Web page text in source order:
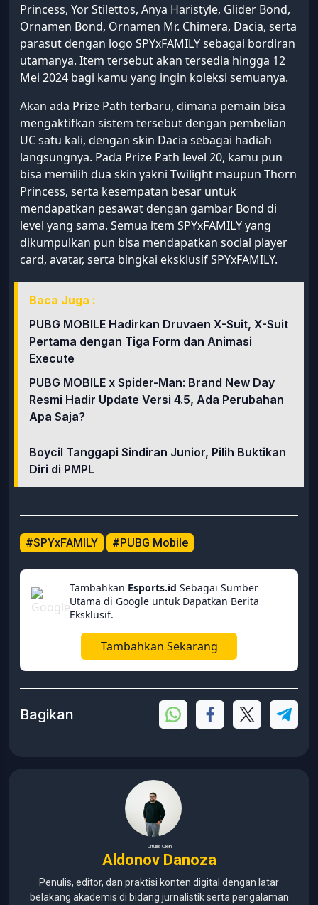
Princess, Yor Stilettos, Anya Haristyle, Glider Bond,
Ornamen Bond, Ornamen Mr. Chimera, Dacia, serta
parasut dengan logo SPYxFAMILY sebagai bordiran
utamanya. Item tersebut akan tersedia hingga 12
Mei 2024 bagi kamu yang ingin koleksi semuanya.
Akan ada Prize Path terbaru, dimana pemain bisa
mengaktifkan sistem tersebut dengan pembelian
UC satu kali, dengan skin Dacia sebagai hadiah
langsungnya. Pada Prize Path level 20, kamu pun
bisa memilih dua skin yakni Twilight maupun Thorn
Princess, serta kesempatan besar untuk
mendapatkan pesawat dengan gambar Bond di
level yang sama. Semua item SPYxFAMILY yang
dikumpulkan pun bisa mendapatkan social player
card, avatar, serta bingkai eksklusif SPYxFAMILY.
Baca Juga :
PUBG MOBILE Hadirkan Druvaen X-Suit, X-Suit
Pertama dengan Tiga Form dan Animasi
Execute
PUBG MOBILE x Spider-Man: Brand New Day
Resmi Hadir Update Versi 4.5, Ada Perubahan
Apa Saja?
Boycil Tanggapi Sindiran Junior, Pilih Buktikan
Diri di PMPL
#SPYxFAMILY #PUBG Mobile
Tambahkan Esports.id Sebagai Sumber
Utama di Google untuk Dapatkan Berita
Eksklusif.
Tambahkan Sekarang
Bagikan
Ditulis Oleh
Aldonov Danoza
Penulis, editor, dan praktisi konten digital dengan latar
belakang akademis di bidang jurnalistik serta pengalaman